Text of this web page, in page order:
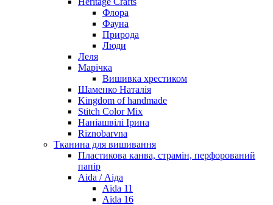
Флора
Фауна
Природа
Люди
Леля
Марічка
Вишивка хрестиком
Шаменко Наталія
Kingdom of handmade
Stitch Color Mix
Наніашвілі Ірина
Riznobarvna
Тканина для вишивання
Пластикова канва, страмін, перфорований
папір
Aida / Аіда
Aida 11
Aida 16